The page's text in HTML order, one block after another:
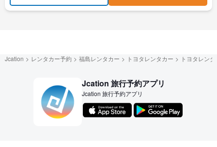
Jcation レンタカー予約 福島レンタカー トヨタレンタカー トヨタレン
Jcation 旅行予約アプリ
Jcation 旅行予約アプリ